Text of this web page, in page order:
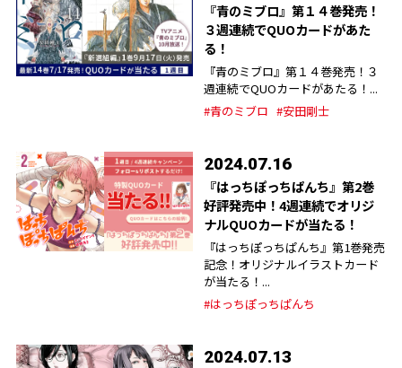
『青のミブロ』第１４巻発売！
３週連続でQUOカードがあた
る！
『青のミブロ』第１４巻発売！３
週連続でQUOカードがあたる！...
#青のミブロ #安田剛士
2024.07.16
『はっちぽっちぱんち』第2巻
好評発売中！4週連続でオリジ
ナルQUOカードが当たる！
『はっちぽっちぱんち』第1巻発売
記念！オリジナルイラストカード
が当たる！...
#はっちぽっちぱんち
2024.07.13